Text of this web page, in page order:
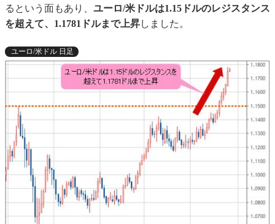
るという面もあり、 ユーロ/米ドルは1.15ドルのレジスタンス
を超えて、1.1781ドルまで上昇しました。
ユーロ/米ドル 日足